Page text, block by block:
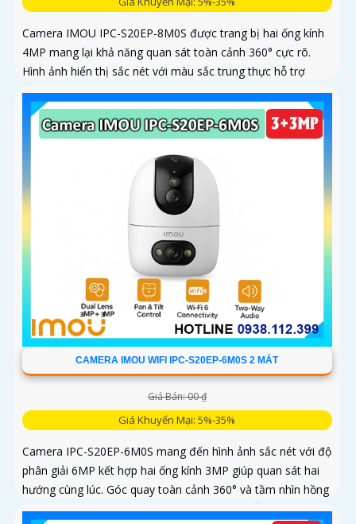
Camera IMOU IPC-S20EP-8M0S được trang bị hai ống kính
4MP mang lại khả năng quan sát toàn cảnh 360° cực rõ.
Hình ảnh hiển thị sắc nét với màu sắc trung thực hỗ trợ
quay ngang 355° và dọc 90°
CAMERA IMOU WIFI IPC-S20EP-6M0S 2 MẮT
Giá Bán: 00 ₫
Giá Khuyến Mại: 5%-35%
Camera IPC-S20EP-6M0S mang đến hình ảnh sắc nét với độ
phân giải 6MP kết hợp hai ống kính 3MP giúp quan sát hai
hướng cùng lúc. Góc quay toàn cảnh 360° và tầm nhìn hồng
ngoại 15m cho phép ghi hình rõ nét cả ngày lẫn đêm